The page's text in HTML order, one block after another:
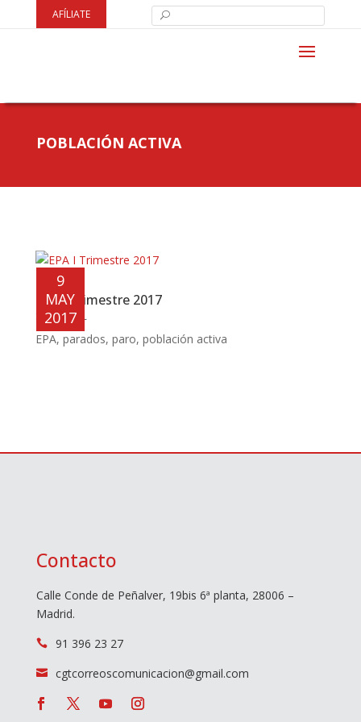
AFÍLIATE
POBLACIÓN ACTIVA
EPA I Trimestre 2017
9
MAY
2017
SINDICAL
EPA, parados, paro, población activa
Contacto
Calle Conde de Peñalver, 19bis 6ª planta, 28006 –
Madrid.
 91 396 23 27
 cgtcorreoscomunicacion@gmail.com